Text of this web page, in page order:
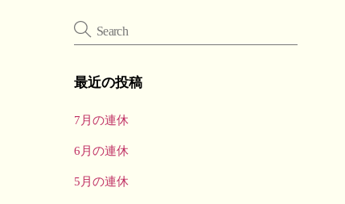
最近の投稿
7月の連休
6月の連休
5月の連休